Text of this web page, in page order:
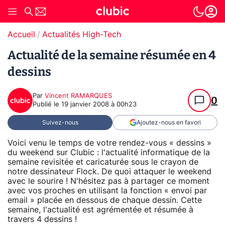
Accueil Actualités High-Tech
Actualité de la semaine résumée en 4
dessins
Par Vincent RAMARQUES
Publié le 19 janvier 2008 à 00h23 0
Suivez-nous Ajoutez-nous en favori
Voici venu le temps de votre rendez-vous « dessins »
du weekend sur Clubic : l'actualité informatique de la
semaine revisitée et caricaturée sous le crayon de
notre dessinateur Flock. De quoi attaquer le weekend
avec le sourire ! N'hésitez pas à partager ce moment
avec vos proches en utilisant la fonction « envoi par
email » placée en dessous de chaque dessin. Cette
semaine, l'actualité est agrémentée et résumée à
travers 4 dessins !